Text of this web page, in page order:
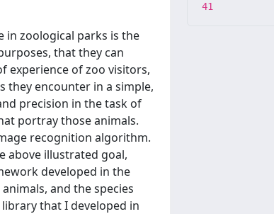
in zoological parks is the
that they can
experience of zoo visitors,
encounter in a simple,
precision in the task of
portray those animals.
recognition algorithm.
above illustrated goal,
developed in the
and the species
that I developed in
41